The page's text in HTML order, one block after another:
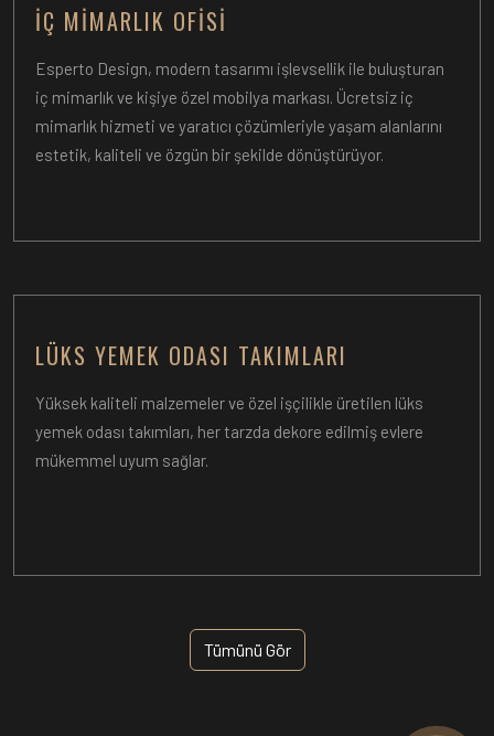
İÇ MIMARLIK OFISI
Esperto Design, modern tasarımı işlevsellik ile buluşturan
iç mimarlık ve kişiye özel mobilya markası. Ücretsiz iç
mimarlık hizmeti ve yaratıcı çözümleriyle yaşam alanlarını
estetik, kaliteli ve özgün bir şekilde dönüştürüyor.
LÜKS YEMEK ODASI TAKIMLARI
Yüksek kaliteli malzemeler ve özel işçilikle üretilen lüks
yemek odası takımları, her tarzda dekore edilmiş evlere
mükemmel uyum sağlar.
Tümünü Gör